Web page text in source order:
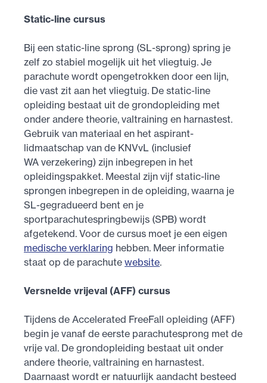
Static-line cursus
Bij een static-line sprong (SL-sprong) spring je
zelf zo stabiel mogelijk uit het vliegtuig. Je
parachute wordt opengetrokken door een lijn,
die vast zit aan het vliegtuig. De static-line
opleiding bestaat uit de grondopleiding met
onder andere theorie, valtraining en harnastest.
Gebruik van materiaal en het aspirant-
lidmaatschap van de KNVvL (inclusief
WA verzekering) zijn inbegrepen in het
opleidingspakket. Meestal zijn vijf static-line
sprongen inbegrepen in de opleiding, waarna je
SL-gegradueerd bent en je
sportparachutespringbewijs (SPB) wordt
afgetekend. Voor de cursus moet je een eigen
medische verklaring hebben. Meer informatie
staat op de parachute website.
Versnelde vrijeval (AFF) cursus
Tijdens de Accelerated FreeFall opleiding (AFF)
begin je vanaf de eerste parachutesprong met de
vrije val. De grondopleiding bestaat uit onder
andere theorie, valtraining en harnastest.
Daarnaast wordt er natuurlijk aandacht besteed